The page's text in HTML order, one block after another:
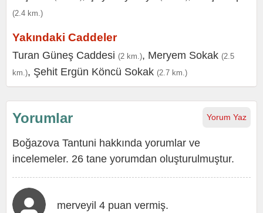
(2.4 km.)
Yakındaki Caddeler
Turan Güneş Caddesi (2 km.), Meryem Sokak (2.5
km.), Şehit Ergün Köncü Sokak (2.7 km.)
Yorum Yaz
Yorumlar
Boğazova Tantuni hakkında yorumlar ve
incelemeler. 26 tane yorumdan oluşturulmuştur.
merveyil 4 puan vermiş.